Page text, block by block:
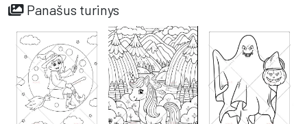
Panašus turinys